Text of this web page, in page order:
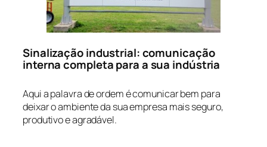
Sinalização industrial: comunicação
interna completa para a sua indústria
Aqui a palavra de ordem é comunicar bem para
deixar o ambiente da sua empresa mais seguro,
produtivo e agradável.